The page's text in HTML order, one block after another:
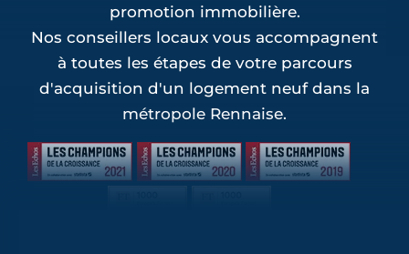
promotion immobilière.
Nos conseillers locaux vous accompagnent
à toutes les étapes de votre parcours
d'acquisition d'un logement neuf dans la
métropole Rennaise.